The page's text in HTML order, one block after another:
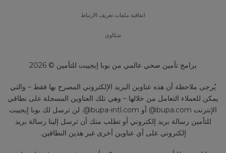
اتفاقية ملفات تعريف الارتباط
شكاوى
برامج تأمين صحي عالمي من بوبا إيجيبت للتأمين © 2026
يُرجى ملاحظة أن هذه عناوين البريد الإلكتروني المصرح بها فقط – والتي
يمكن للعملاء التعامل من خلالها – وهي تلك العناوين المسجلة على نطاقي
‎الإنترنت ‎@bupa.com أو ‎@bupa-intl.com. لن ترسل لك بوبا إيجيبت
للتأمين رسالة بريد إلكتروني أو تطلب منك أن ترسل إلينا رسالة بريد
إلكتروني على أي عناوين أخرى غير هذين النطاقين.